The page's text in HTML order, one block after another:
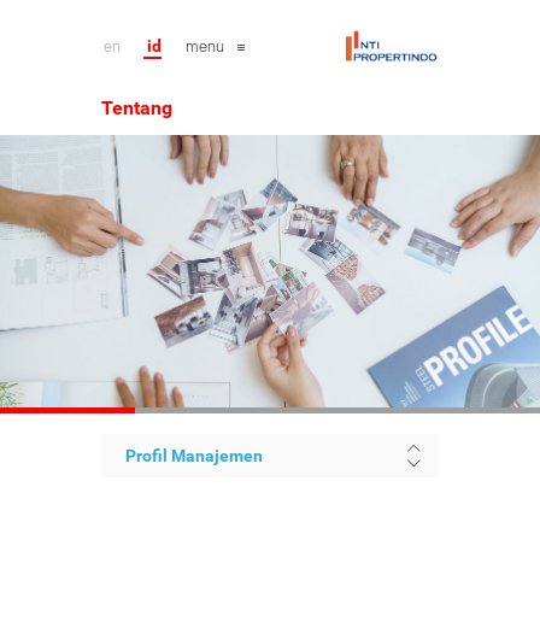
en id menu
Tentang
Profil Manajemen